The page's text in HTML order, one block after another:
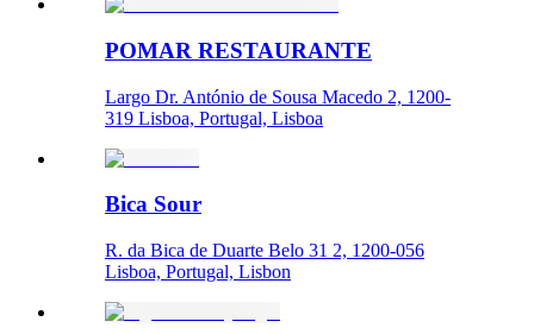
POMAR RESTAURANTE
Largo Dr. António de Sousa Macedo 2, 1200-
319 Lisboa, Portugal, Lisboa
Bica Sour
R. da Bica de Duarte Belo 31 2, 1200-056
Lisboa, Portugal, Lisbon